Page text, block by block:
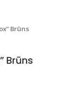
Brūns
Brūns